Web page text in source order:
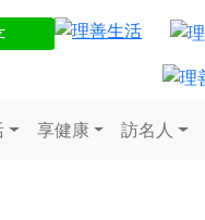
享健康 訪名人